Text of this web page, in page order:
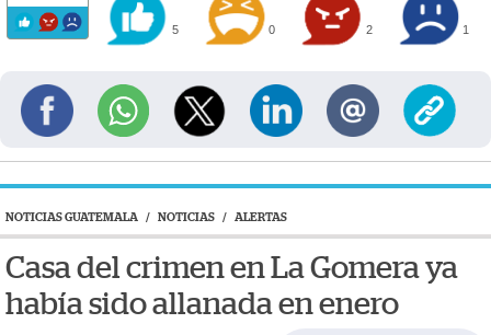
5 0 2 1
NOTICIAS GUATEMALA / NOTICIAS / ALERTAS
Casa del crimen en La Gomera ya
había sido allanada en enero